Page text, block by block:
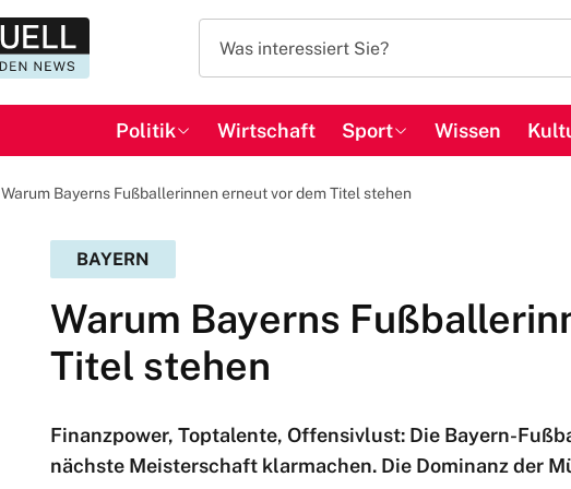
Politik Wirtschaft Sport Wissen
Warum Bayerns Fußballerinnen erneut vor dem Titel stehen
BAYERN
Warum Bayerns
Titel stehen
Finanzpower, Toptalente, Offensivlust: Die Bayern-
nächste Meisterschaft klarmachen. Die Dominanz der